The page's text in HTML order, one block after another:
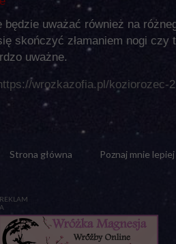
REKLAM
A
Strona główna Poznaj mnie lepiej
wrozkazofia.pl/koziorozec-2
będzie uważać również na
skończyć złamaniem nogi
uważne.